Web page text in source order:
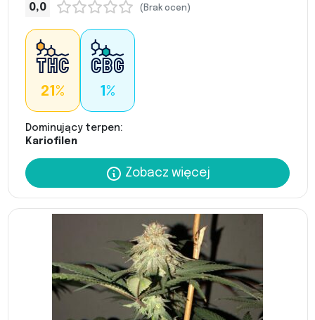
0,0 (Brak ocen)
21% 1%
Dominujący terpen:
Kariofilen
Zobacz więcej